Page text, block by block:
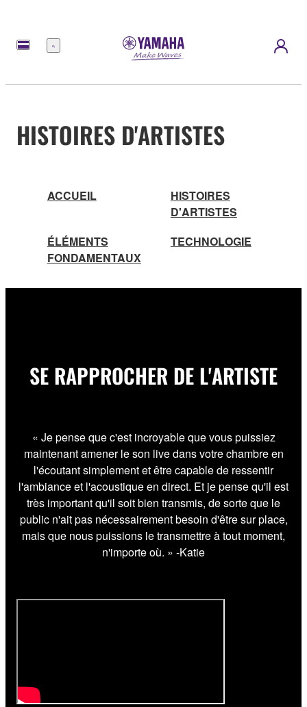
Menu
HISTOIRES D'ARTISTES
ACCUEIL
HISTOIRES
D'ARTISTES
ÉLÉMENTS
FONDAMENTAUX
TECHNOLOGIE
SE RAPPROCHER DE L'ARTISTE
« Je pense que c'est incroyable que vous puissiez
maintenant amener le son live dans votre chambre en
l'écoutant simplement et être capable de ressentir
l'ambiance et l'acoustique en direct. Et je pense qu'il est
très important qu'il soit bien transmis, de sorte que le
public n'ait pas nécessairement besoin d'être sur place,
mais que nous puissions le transmettre à tout moment,
n'importe où. » -Katie